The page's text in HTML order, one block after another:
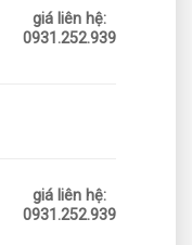
giá liên hệ:
0931.252.939
giá liên hệ:
0931.252.939